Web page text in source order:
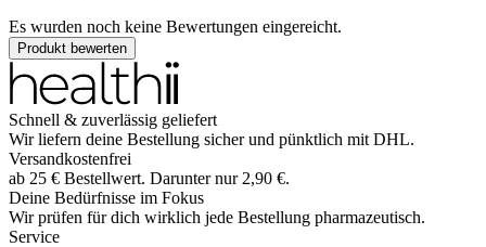
Es wurden noch keine Bewertungen eingereicht.
Produkt bewerten
Schnell & zuverlässig geliefert
Wir liefern deine Bestellung sicher und pünktlich mit DHL.
Versandkostenfrei
ab 25 € Bestellwert. Darunter nur 2,90 €.
Deine Bedürfnisse im Fokus
Wir prüfen für dich wirklich jede Bestellung pharmazeutisch.
Service